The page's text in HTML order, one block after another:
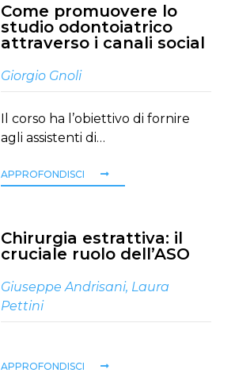
Come promuovere lo
studio odontoiatrico
attraverso i canali social
Giorgio Gnoli
Il corso ha l’obiettivo di fornire
agli assistenti di…
APPROFONDISCI
Chirurgia estrattiva: il
cruciale ruolo dell’ASO
Giuseppe Andrisani, Laura
Pettini
APPROFONDISCI